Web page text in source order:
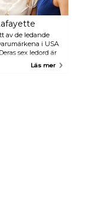
av de ledande
i USA
sex ledord är
information,
Läs mer